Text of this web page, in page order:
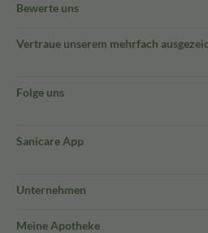
Bewerte uns
Vertraue unserem mehrfach
Folge uns
Sanicare App
Unternehmen
Meine Apotheke